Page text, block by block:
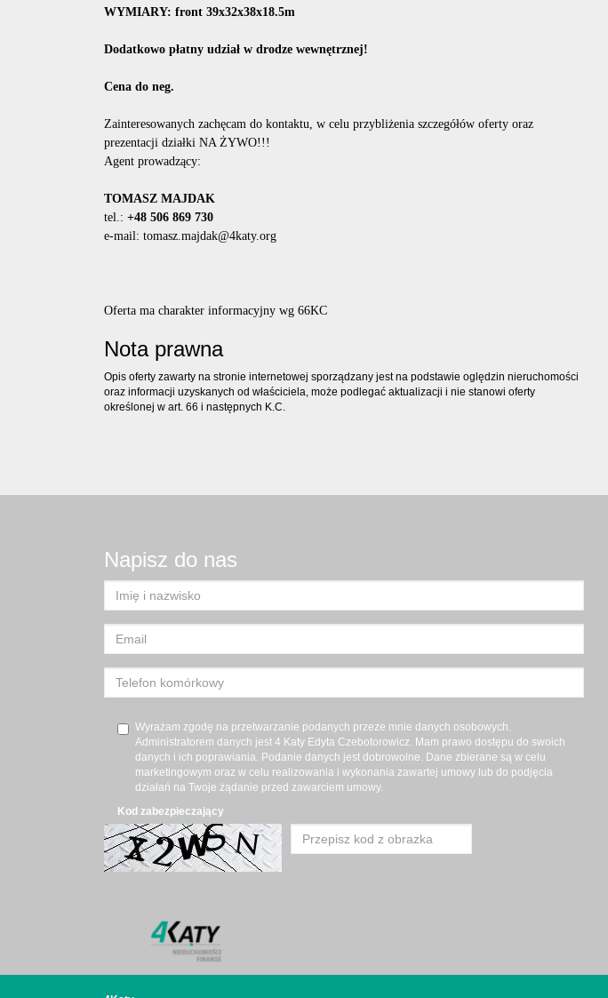
WYMIARY: front 39x32x38x18.5m
Dodatkowo płatny udział w drodze wewnętrznej!
Cena do neg.
Zainteresowanych zachęcam do kontaktu, w celu przybliżenia szczegółów oferty oraz
prezentacji działki NA ŻYWO!!!
Agent prowadzący:
TOMASZ MAJDAK
tel.: +48 506 869 730
e-mail: tomasz.majdak@4katy.org
Oferta ma charakter informacyjny wg 66KC
Nota prawna
Opis oferty zawarty na stronie internetowej sporządzany jest na podstawie oględzin nieruchomości
oraz informacji uzyskanych od właściciela, może podlegać aktualizacji i nie stanowi oferty
określonej w art. 66 i następnych K.C.
Napisz do nas
Wyrażam zgodę na przetwarzanie podanych przeze mnie danych osobowych.
Administratorem danych jest 4 Katy Edyta Czebotorowicz. Mam prawo dostępu do swoich
danych i ich poprawiania. Podanie danych jest dobrowolne. Dane zbierane są w celu
marketingowym oraz w celu realizowania i wykonania zawartej umowy lub do podjęcia
działań na Twoje żądanie przed zawarciem umowy.
Kod zabezpieczający